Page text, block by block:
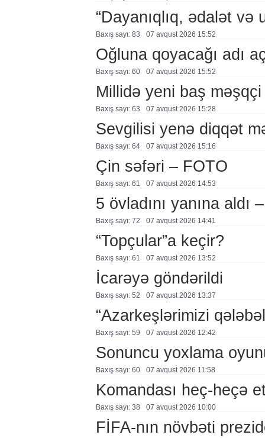
“Dayanıqlıq, ədalət
Baxış sayı: 83 07 avqust 2026 15:52
Oğluna qoyacağı adı
Baxış sayı: 60 07 avqust 2026 15:52
Millidə yeni baş məşqçi
Baxış sayı: 63 07 avqust 2026 15:28
Sevgilisi yenə diqqət
Baxış sayı: 64 07 avqust 2026 15:16
Çin səfəri – FOTO
Baxış sayı: 61 07 avqust 2026 14:53
5 övladını yanına aldı
Baxış sayı: 72 07 avqust 2026 14:41
“Topçular”a keçir?
Baxış sayı: 61 07 avqust 2026 13:52
İcarəyə göndərildi
Baxış sayı: 52 07 avqust 2026 13:37
“Azarkeşlərimizi
Baxış sayı: 59 07 avqust 2026 12:42
Sonuncu yoxlama
Baxış sayı: 60 07 avqust 2026 11:58
Komandası heç-heçə
Baxış sayı: 38 07 avqust 2026 10:00
FİFA-nın növbəti